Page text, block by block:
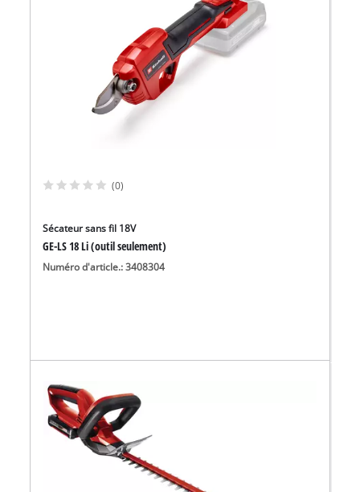
(0)
Sécateur sans fil 18V
GE-LS 18 Li (outil seulement)
Numéro d'article.: 3408304